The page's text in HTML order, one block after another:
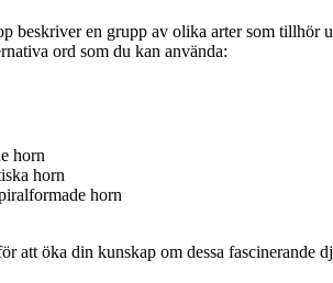
beskriver en grupp av olika arter som
ord som du kan använda:
horn
horn
horn
att öka din kunskap om dessa